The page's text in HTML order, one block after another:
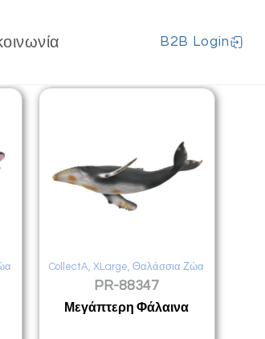
B2B Login
CollectA,XLarge,Θαλάσσια Ζώα
PR-88347
Μεγάπτερη Φάλαινα